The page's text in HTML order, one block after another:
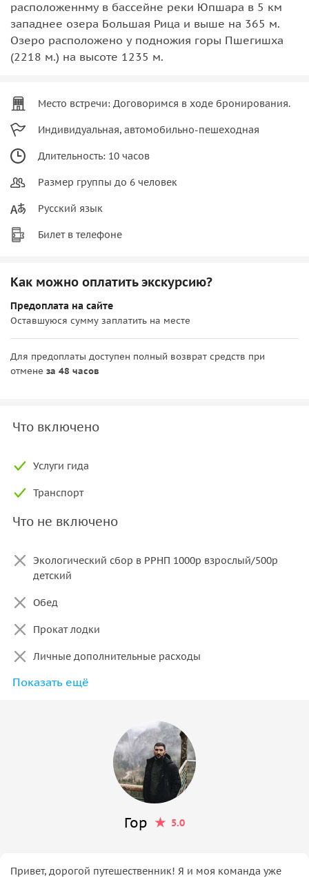
расположеннму в бассейне реки Юпшара в 5 км
западнее озера Большая Рица и выше на 365 м.
Озеро расположено у подножия горы Пшегишха
(2218 м.) на высоте 1235 м.
Место встречи: Договоримся в ходе бронирования.
Индивидуальная, автомобильно-пешеходная
Длительность: 10 часов
Размер группы до 6 человек
Русский язык
Билет в телефоне
Как можно оплатить экскурсию?
Предоплата на сайте
Оставшуюся сумму заплатить на месте
Для предоплаты доступен полный возврат средств при
отмене за 48 часов
Что включено
Услуги гида
Транспорт
Что не включено
Экологический сбор в РРНП 1000р взрослый/500р
детский
Обед
Прокат лодки
Личные дополнительные расходы
Трансфер из любой другой точки Абхазии (кроме
Показать ещё
Гор 5.0
Привет, дорогой путешественник! Я и моя команда уже